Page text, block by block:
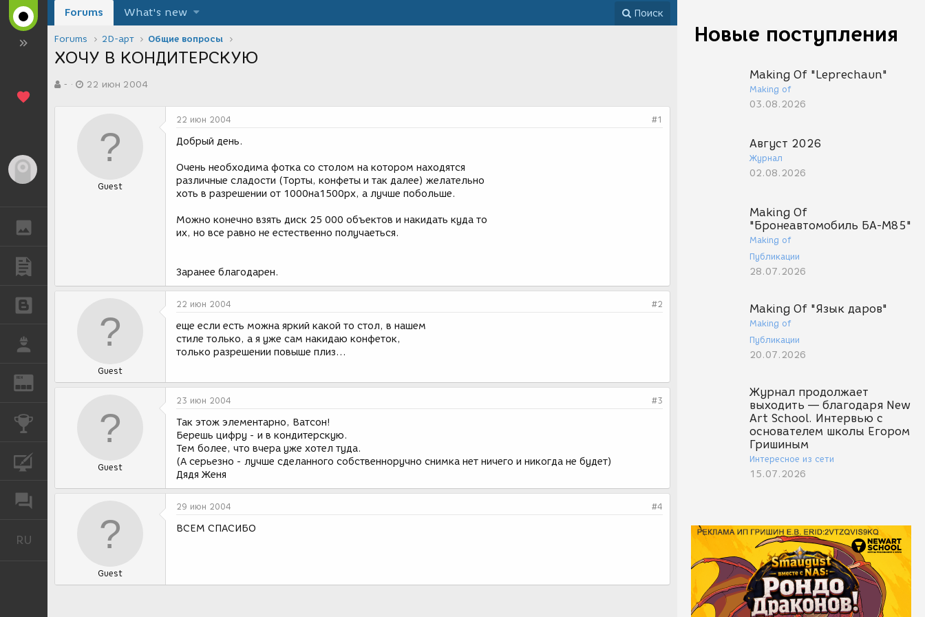
REN ЖУРНАЛ
КОНКУРСЫ
RU
Новые поступления
Making Of "Leprechaun"
Making of
03.08.2026
Август 2026
Журнал
02.08.2026
Making Of
"Бронеавтомобиль БА-М85"
Making of
Публикации
28.07.2026
Making Of "Язык даров"
Making of
Публикации
20.07.2026
Журнал продолжает
выходить — благодаря New
Art School. Интервью с
основателем школы Егором
Гришиным
Интересное из сети
15.07.2026
Forums What's new Поиск
Forums 2D-арт Общие вопросы
ХОЧУ В КОНДИТЕРСКУЮ
в-
а
22 июн 2004
Guest
22 июн 2004 #1
Добрый день.
Очень необходима фотка со столом на котором находятся
различные сладости (Торты, конфеты и так далее) желательно
хоть в разрешении от 1000на1500px, а лучше побольше.
Можно конечно взять диск 25 000 объектов и накидать куда то
их, но все равно не естественно получаеться.
Заранее благодарен.
Guest
22 июн 2004 #2
еще если есть можна яркий какой то стол, в нашем
стиле только, а я уже сам накидаю конфеток,
только разрешении повыше плиз...
Guest
23 июн 2004 #3
Так этож элементарно, Ватсон!
Берешь цифру - и в кондитерскую.
Тем более, что вчера уже хотел туда.
(А серьезно - лучше сделанного собственноручно снимка нет ничего и никогда не будет)
Дядя Женя
Guest
29 июн 2004 #4
ВСЕМ СПАСИБО